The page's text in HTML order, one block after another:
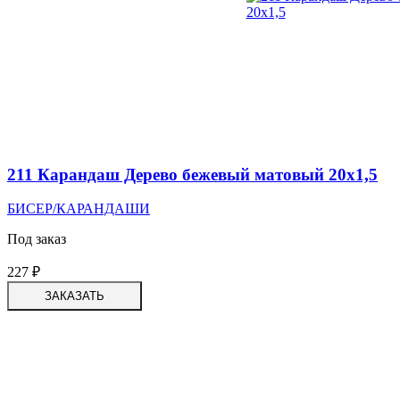
211 Карандаш Дерево бежевый матовый 20х1,5
БИСЕР/КАРАНДАШИ
Под заказ
227 ₽
ЗАКАЗАТЬ